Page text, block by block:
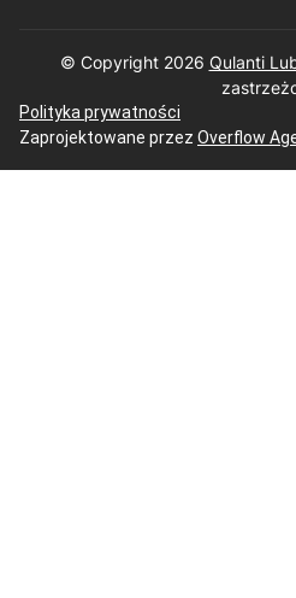
© Copyright 2026 Qulanti
Polityka prywatności
Zaprojektowane przez Overflow